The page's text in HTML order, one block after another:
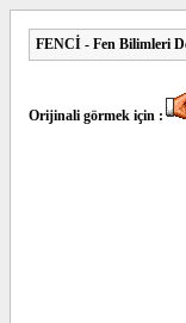
FENCİ - Fen Bilimleri
Orijinali görmek için :